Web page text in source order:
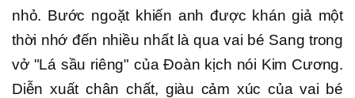
nhỏ. Bước ngoặt khiến anh được khán giả một
thời nhớ đến nhiều nhất là qua vai bé Sang trong
vở "Lá sầu riêng" của Đoàn kịch nói Kim Cương.
Diễn xuất chân chất, giàu cảm xúc của vai bé